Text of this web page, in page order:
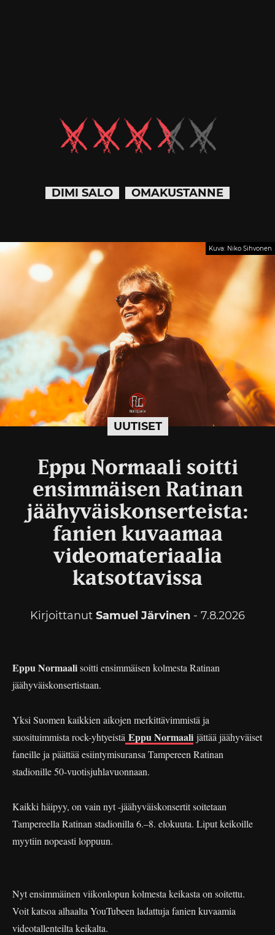
DIMI SALO OMAKUSTANNE
UUTISET
Kuva: Niko Sihvonen
Eppu Normaali soitti
ensimmäisen Ratinan
jäähyväiskonserteista:
fanien kuvaamaa
videomateriaalia
katsottavissa
Kirjoittanut Samuel Järvinen - 7.8.2026
Eppu Normaalisoitti ensimmäisen kolmesta Ratinan
jäähyväiskonsertistaan.
Yksi Suomen kaikkien aikojen merkittävimmistä ja
suosituimmista rock-yhtyeistä Eppu Normaali jättää jäähyväiset
faneille ja päättää esiintymisuransa Tampereen Ratinan
stadionille 50-vuotisjuhlavuonnaan.
Kaikki häipyy, on vain nyt -jäähyväiskonsertit soitetaan
Tampereella Ratinan stadionilla 6.–8. elokuuta. Liput keikoille
myytiin nopeasti loppuun.
Nyt ensimmäinen viikonlopun kolmesta keikasta on soitettu.
Voit katsoa alhaalta YouTubeen ladattuja fanien kuvaamia
videotallenteilta keikalta.